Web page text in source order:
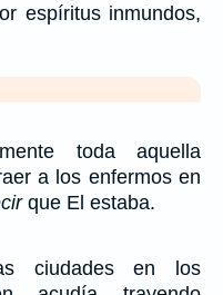
espíritus inmundos,
toda aquella
a los enfermos en
que El estaba.
ciudades en los